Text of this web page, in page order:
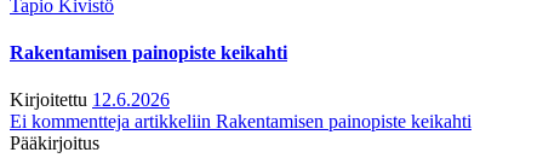
Tapio Kivistö
Rakentamisen painopiste keikahti
Kirjoitettu 12.6.2026
Ei kommentteja artikkeliin Rakentamisen painopiste keikahti
Pääkirjoitus